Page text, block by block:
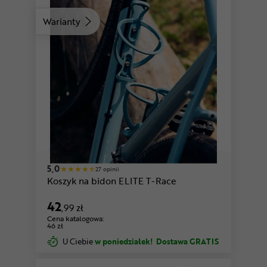
Warianty
zielony
5,0 27 opinii
Koszyk na bidon ELITE T-Race
42,99 zł
Cena katalogowa:
46 zł
U Ciebiew poniedziałek! Dostawa GRATIS